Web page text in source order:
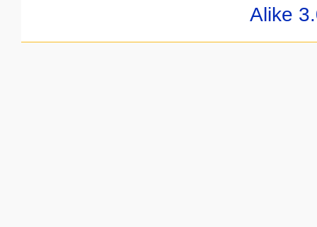
Alike